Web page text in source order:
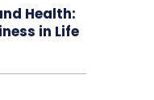
Health:
in Life